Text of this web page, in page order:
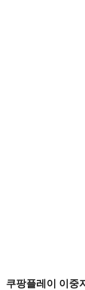
쿠팡플레이 이중